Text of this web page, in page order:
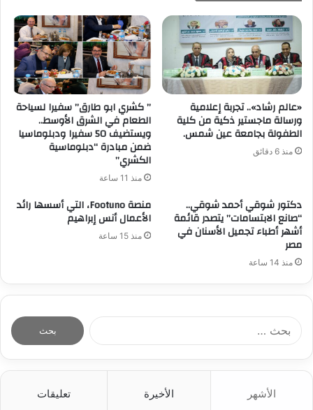
«عالم رشاد».. تجربة إعلامية
ورسالة ماجستير ذكية من كلية
الطفولة بجامعة عين شمس.
منذ 6 دقائق
” كشري ابو طارق” سفيرا لسياحة
الطعام في الشرق الأوسط..
ويستضيف 50 سفيرا ودبلوماسيا
ضمن مبادرة “دبلوماسية
الكشري”
منذ 11 ساعة
دكتور شوقي أحمد شوقي..
“صانع الابتسامات” يتصدر قائمة
أشهر أطباء تجميل الأسنان في
مصر
منذ 14 ساعة
منصة Footuno، التي أسسها رائد
الأعمال أنس إبراهيم
منذ 15 ساعة
الأشهر الأخيرة تعليقات